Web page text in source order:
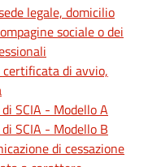
legale, domicilio
sociale o dei
di avvio,
SCIA - Modello A
SCIA - Modello B
di cessazione